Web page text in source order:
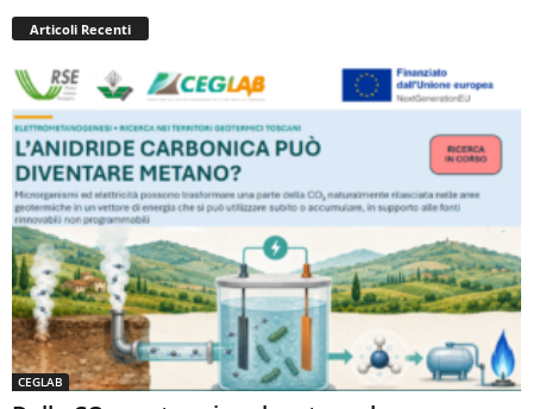
Articoli Recenti
CEGLAB